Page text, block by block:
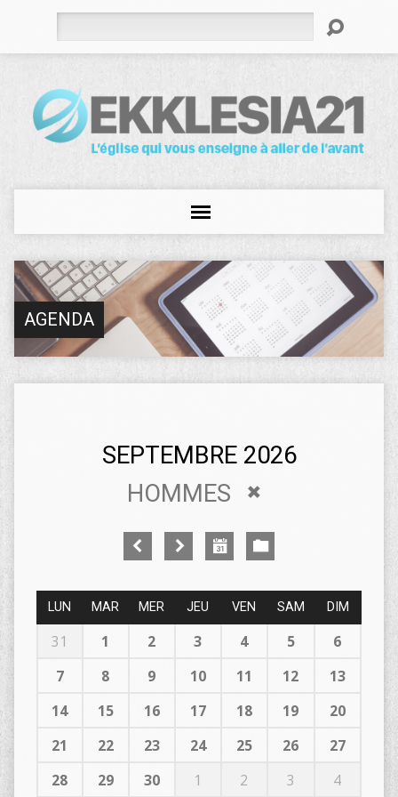
AGENDA
SEPTEMBRE 2026
HOMMES
LUN MAR MER JEU VEN SAM DIM
31 1 2 3 4 5
6
7
8 9 10 11 12
13
14
15 16 17 18 19
20
21
22 23 24 25 26
27
28
29 30 1 2 3 4